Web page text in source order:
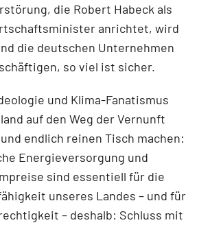
die Robert Habeck als
anrichtet, wird
die deutschen Unternehmen
so viel ist sicher.
und Klima-Fanatismus
auf den Weg der Vernunft
endlich reinen Tisch machen:
Energieversorgung und
sind essentiell für die
unseres Landes – und für
– deshalb: Schluss mit